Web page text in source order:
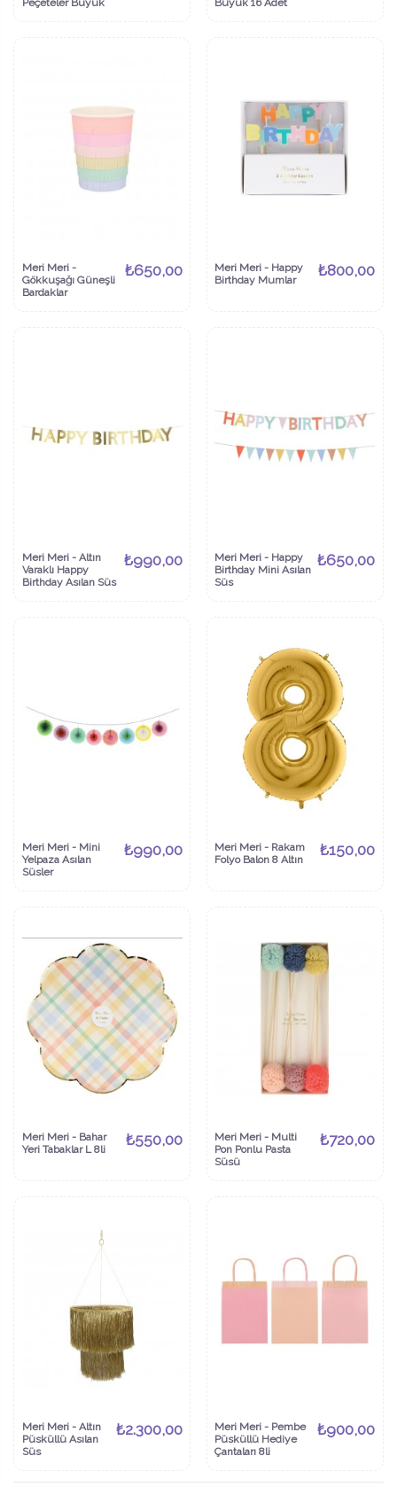
Peçeteler Büyük Büyük 16 Adet
Meri Meri -
Gökkuşağı Güneşli
Bardaklar
₺650,00
Meri Meri - Happy
Birthday Mumlar
₺800,00
Meri Meri - Altın
Varaklı Happy
Birthday Asılan Süs
₺990,00
Meri Meri - Happy
Birthday Mini Asılan
Süs
₺650,00
Meri Meri - Mini
Yelpaza Asılan
Süsler
₺990,00
Meri Meri - Rakam
Folyo Balon 8 Altın
₺150,00
Meri Meri - Bahar
Yeri Tabaklar L 8li
₺550,00
Meri Meri - Multi
Pon Ponlu Pasta
Süsü
₺720,00
Meri Meri - Altın
Püsküllü Asılan
Süs
₺2.300,00
Meri Meri - Pembe
Püsküllü Hediye
Çantaları 8li
₺900,00